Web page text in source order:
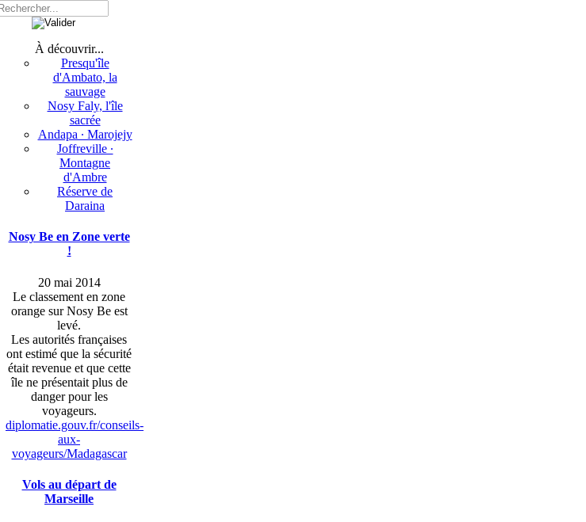
À découvrir...
Presqu'île
d'Ambato, la
sauvage
Nosy Faly, l'île
sacrée
Andapa ∙ Marojejy
Joffreville ∙
Montagne
d'Ambre
Réserve de
Daraina
Nosy Be en Zone verte
!
20 mai 2014
Le classement en zone
orange sur Nosy Be est
levé.
Les autorités françaises
ont estimé que la sécurité
était revenue et que cette
île ne présentait plus de
danger pour les
voyageurs.
diplomatie.gouv.fr/conseils-
aux-
voyageurs/Madagascar
Vols au départ de
Marseille